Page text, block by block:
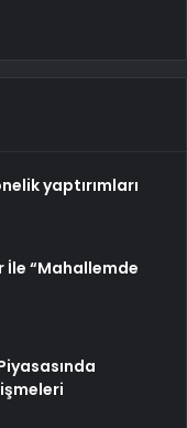
yaptırımları
İle “Mahallemde